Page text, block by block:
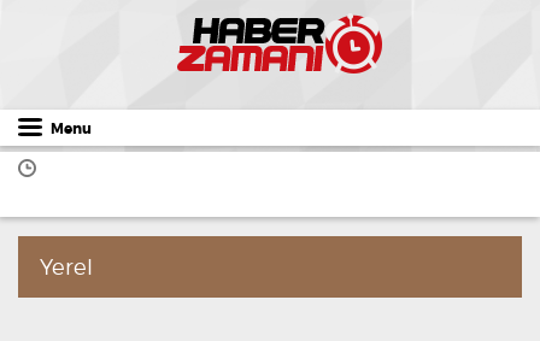
Menu
Yerel